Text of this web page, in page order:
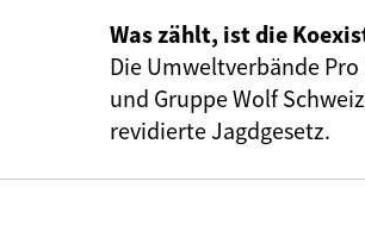
Was zählt, ist die
Die Umweltverbände
und Gruppe Wolf
revidierte Jagdgesetz.